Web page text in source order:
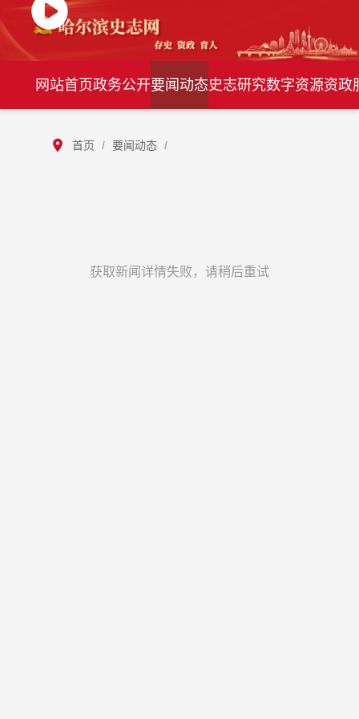
网站首页政务公开要闻动态史志研究数字资源资政
首页 / 要闻动态 /
获取新闻详情失败，请稍后重试